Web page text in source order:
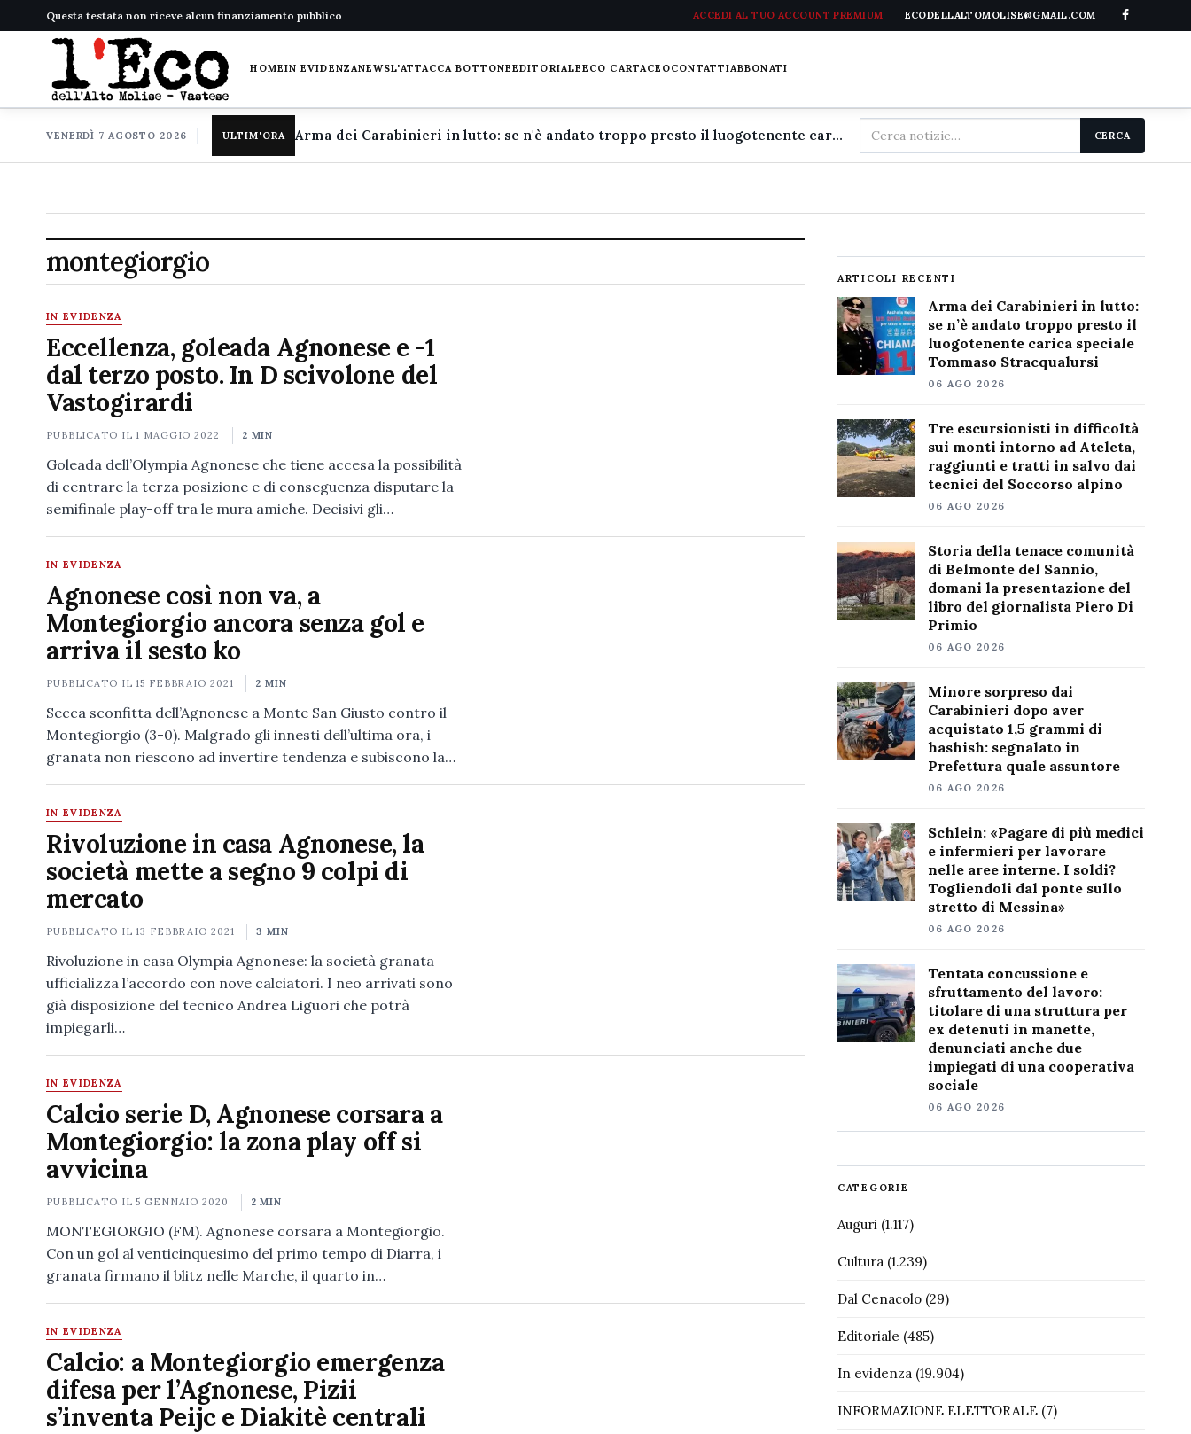
Questa testata non riceve alcun finanziamento pubblico ACCEDI AL TUO ACCOUNT PREMIUM ECODELLALTOMOLISE@GMAIL.COM
HOMEIN EVIDENZANEWSL'ATTACCA BOTTONEEDITORIALEECO CARTACEOCONTATTIABBONATI
VENERDÌ 7 AGOSTO 2026 ULTIM'ORA Arma dei Carabinieri in lutto: se n'è andato troppo presto il luogotenente carica speciale Tommaso Stracqualursi
Cerca
nel
CERCA
montegiorgio
IN EVIDENZA
Eccellenza, goleada Agnonese e -1
dal terzo posto. In D scivolone del
Vastogirardi
PUBBLICATO IL1 MAGGIO 2022 2 MIN
Goleada dell’Olympia Agnonese che tiene accesa la possibilità
di centrare la terza posizione e di conseguenza disputare la
semifinale play-off tra le mura amiche. Decisivi gli…
IN EVIDENZA
Agnonese così non va, a
Montegiorgio ancora senza gol e
arriva il sesto ko
PUBBLICATO IL15 FEBBRAIO 2021 2 MIN
Secca sconfitta dell’Agnonese a Monte San Giusto contro il
Montegiorgio (3-0). Malgrado gli innesti dell’ultima ora, i
granata non riescono ad invertire tendenza e subiscono la…
IN EVIDENZA
Rivoluzione in casa Agnonese, la
società mette a segno 9 colpi di
mercato
PUBBLICATO IL13 FEBBRAIO 2021 3 MIN
Rivoluzione in casa Olympia Agnonese: la società granata
ufficializza l’accordo con nove calciatori. I neo arrivati sono
già disposizione del tecnico Andrea Liguori che potrà
impiegarli…
IN EVIDENZA
Calcio serie D, Agnonese corsara a
Montegiorgio: la zona play off si
avvicina
PUBBLICATO IL5 GENNAIO 2020 2 MIN
MONTEGIORGIO (FM). Agnonese corsara a Montegiorgio.
Con un gol al venticinquesimo del primo tempo di Diarra, i
granata firmano il blitz nelle Marche, il quarto in…
IN EVIDENZA
Calcio: a Montegiorgio emergenza
difesa per l’Agnonese, Pizii
s’inventa Peijc e Diakitè centrali
ARTICOLI RECENTI
Arma dei Carabinieri in lutto:
se n’è andato troppo presto il
luogotenente carica speciale
Tommaso Stracqualursi
06 AGO 2026
Tre escursionisti in difficoltà
sui monti intorno ad Ateleta,
raggiunti e tratti in salvo dai
tecnici del Soccorso alpino
06 AGO 2026
Storia della tenace comunità
di Belmonte del Sannio,
domani la presentazione del
libro del giornalista Piero Di
Primio
06 AGO 2026
Minore sorpreso dai
Carabinieri dopo aver
acquistato 1,5 grammi di
hashish: segnalato in
Prefettura quale assuntore
06 AGO 2026
Schlein: «Pagare di più medici
e infermieri per lavorare
nelle aree interne. I soldi?
Togliendoli dal ponte sullo
stretto di Messina»
06 AGO 2026
Tentata concussione e
sfruttamento del lavoro:
titolare di una struttura per
ex detenuti in manette,
denunciati anche due
impiegati di una cooperativa
sociale
06 AGO 2026
CATEGORIE
Auguri(1.117)
Cultura(1.239)
Dal Cenacolo(29)
Editoriale (485)
In evidenza(19.904)
INFORMAZIONE ELETTORALE(7)